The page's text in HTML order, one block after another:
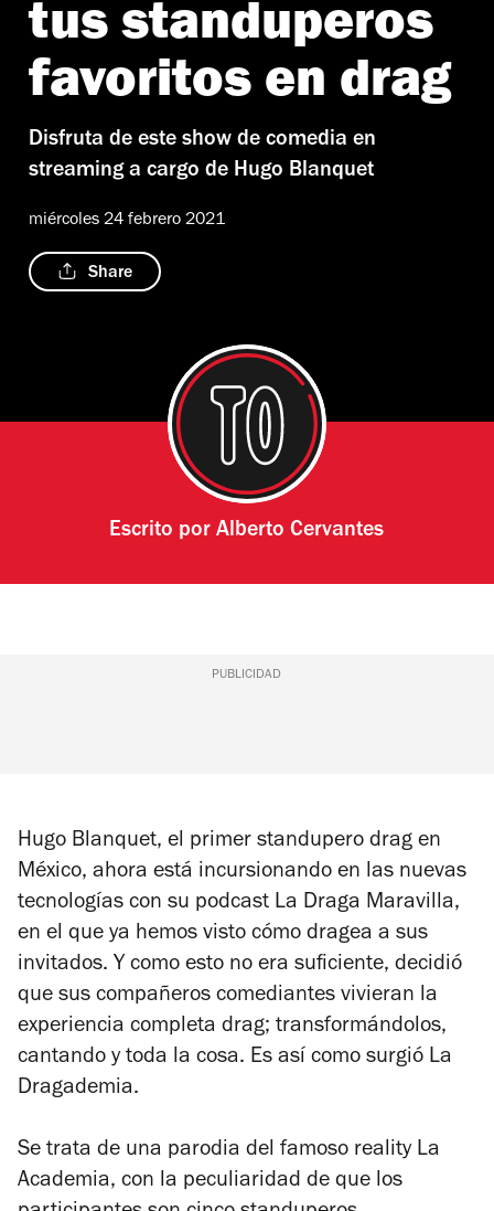
tus standuperos
favoritos en drag
Disfruta de este show de comedia en
streaming a cargo de Hugo Blanquet
miércoles 24 febrero 2021
Share
Escrito porAlberto Cervantes
PUBLICIDAD
Hugo Blanquet, el primer standupero drag en
México, ahora está incursionando en las nuevas
tecnologías con su podcast La Draga Maravilla,
en el que ya hemos visto cómo dragea a sus
invitados. Y como esto no era suficiente, decidió
que sus compañeros comediantes vivieran la
experiencia completa drag; transformándolos,
cantando y toda la cosa. Es así como surgió La
Dragademia.
Se trata de una parodia del famoso reality La
Academia, con la peculiaridad de que los